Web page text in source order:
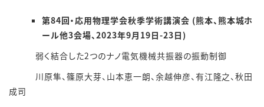
第84回・応用物理学会秋季学術講演会 (熊本、熊本城ホ
ール他3会場、2023年9月19日-23日)
弱く結合した2つのナノ電気機械共振器の振動制御
川原隼、篠原大芽、山本恵一朗、余越伸彦、有江隆之、秋田
成司